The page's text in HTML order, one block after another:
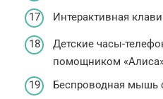
Интерактивная
Детские часы-
помощником
Беспроводная мышь